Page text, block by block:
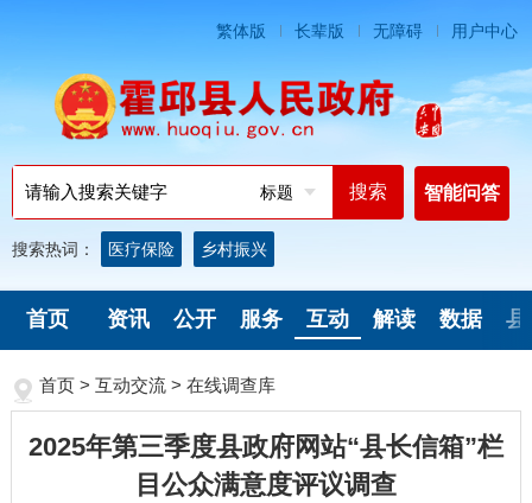
繁体版 长辈版 无障碍 用户中心
标题 智能问答
搜索热词： 医疗保险 乡村振兴
首页 资讯 公开 服务 互动 解读 数据 县
首页> 互动交流 > 在线调查库
2025年第三季度县政府网站“县长信箱”栏
目公众满意度评议调查